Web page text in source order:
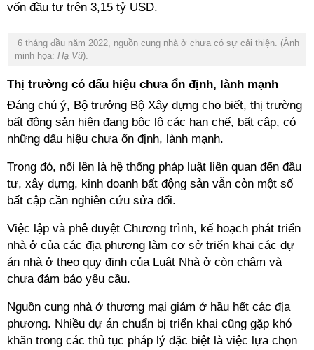
vốn đầu tư trên 3,15 tỷ USD.
6 tháng đầu năm 2022, nguồn cung nhà ở chưa có sự cải thiện. (Ảnh
minh họa: Hạ Vũ).
Thị trường có dấu hiệu chưa ổn định, lành mạnh
Đáng chú ý, Bộ trưởng Bộ Xây dựng cho biết, thị trường
bất động sản hiện đang bộc lộ các hạn chế, bất cập, có
những dấu hiệu chưa ổn định, lành mạnh.
Trong đó, nổi lên là hệ thống pháp luật liên quan đến đầu
tư, xây dựng, kinh doanh bất động sản vẫn còn một số
bất cập cần nghiên cứu sửa đổi.
Việc lập và phê duyệt Chương trình, kế hoạch phát triển
nhà ở của các địa phương làm cơ sở triển khai các dự
án nhà ở theo quy định của Luật Nhà ở còn chậm và
chưa đảm bảo yêu cầu.
Nguồn cung nhà ở thương mại giảm ở hầu hết các địa
phương. Nhiều dự án chuẩn bị triển khai cũng gặp khó
khăn trong các thủ tục pháp lý đặc biệt là việc lựa chọn